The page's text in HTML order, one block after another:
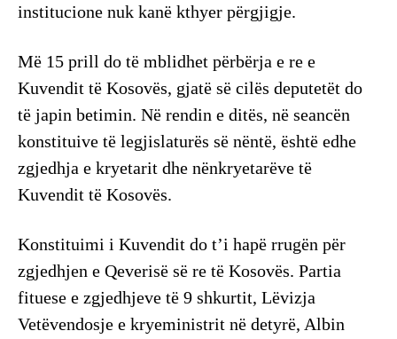
institucione nuk kanë kthyer përgjigje.
Më 15 prill do të mblidhet përbërja e re e
Kuvendit të Kosovës, gjatë së cilës deputetët do
të japin betimin. Në rendin e ditës, në seancën
konstituive të legjislaturës së nëntë, është edhe
zgjedhja e kryetarit dhe nënkryetarëve të
Kuvendit të Kosovës.
Konstituimi i Kuvendit do t’i hapë rrugën për
zgjedhjen e Qeverisë së re të Kosovës. Partia
fituese e zgjedhjeve të 9 shkurtit, Lëvizja
Vetëvendosje e kryeministrit në detyrë, Albin